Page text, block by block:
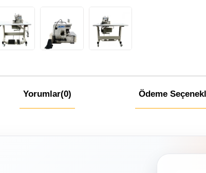
Yorumlar(0) Ödeme